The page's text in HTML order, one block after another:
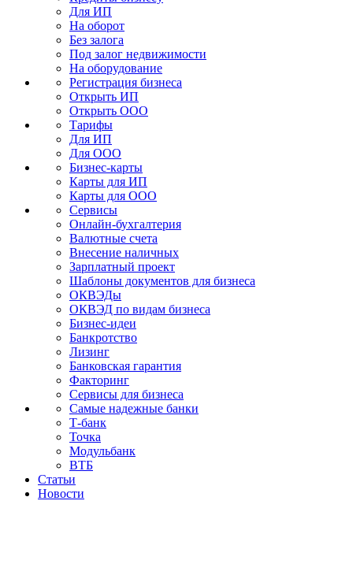
Для ИП
На оборот
Без залога
Под залог недвижимости
На оборудование
Регистрация бизнеса
Открыть ИП
Открыть ООО
Тарифы
Для ИП
Для ООО
Бизнес-карты
Карты для ИП
Карты для ООО
Сервисы
Онлайн-бухгалтерия
Валютные счета
Внесение наличных
Зарплатный проект
Шаблоны документов для бизнеса
ОКВЭДы
ОКВЭД по видам бизнеса
Бизнес-идеи
Банкротство
Лизинг
Банковская гарантия
Факторинг
Сервисы для бизнеса
Самые надежные банки
Т-банк
Точка
Модульбанк
ВТБ
Статьи
Новости